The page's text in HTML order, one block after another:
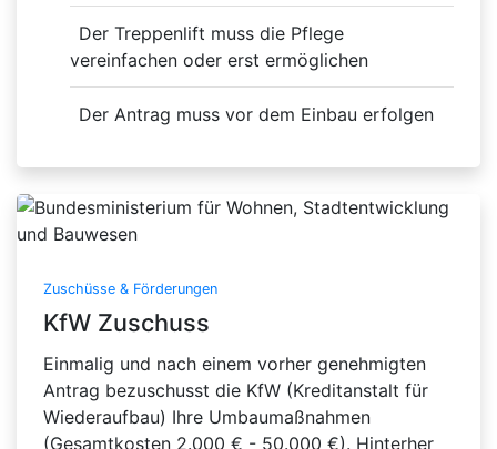
Der Treppenlift muss die Pflege
vereinfachen oder erst ermöglichen
Der Antrag muss vor dem Einbau erfolgen
Zuschüsse & Förderungen
KfW Zuschuss
Einmalig und nach einem vorher genehmigten
Antrag bezuschusst die KfW (Kreditanstalt für
Wiederaufbau) Ihre Umbaumaßnahmen
(Gesamtkosten 2.000 € - 50.000 €). Hinterher